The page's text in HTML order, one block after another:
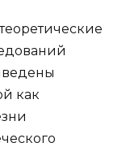
как